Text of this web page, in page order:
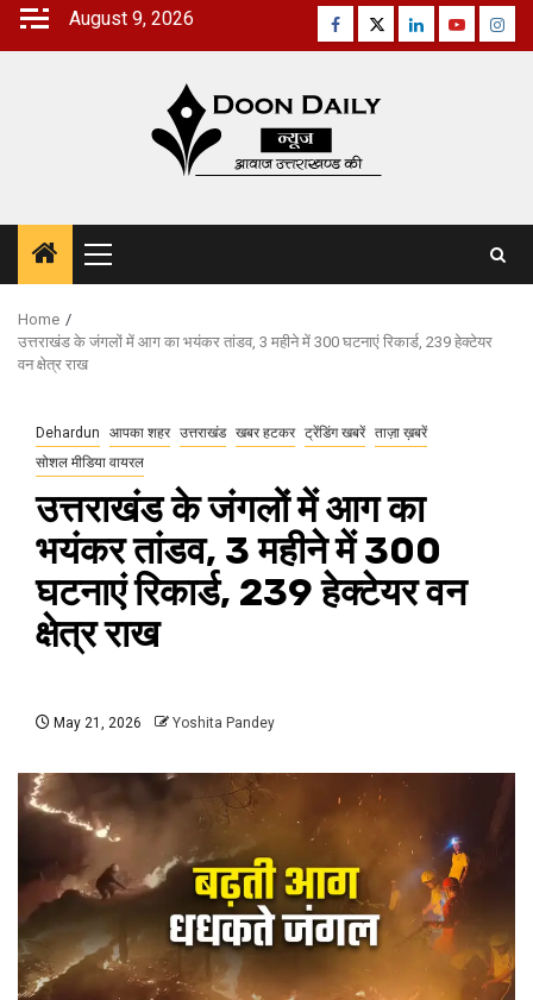
Skip
August 9, 2026 Facebook
TwitterLinkedinYoutube
Primary
Menu
Home
उत्तराखंड के जंगलों में आग का भयंकर तांडव, 3 महीने में 300 घटनाएं रिकार्ड, 239 हेक्टेयर
वन क्षेत्र राख
Dehardun आपका शहर उत्तराखंड खबर हटकर ट्रेंडिंग खबरें ताज़ा ख़बरें
सोशल मीडिया वायरल
उत्तराखंड के जंगलों में आग का
भयंकर तांडव, 3 महीने में 300
घटनाएं रिकार्ड, 239 हेक्टेयर वन
क्षेत्र राख
May 21, 2026 Yoshita Pandey